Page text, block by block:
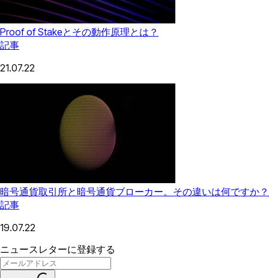
Proof of Stakeとその動作原理とは？
記事
21.07.22
暗号通貨取引所と暗号通貨ブローカー。その違いは何ですか？
記事
19.07.22
ニュースレターに登録する